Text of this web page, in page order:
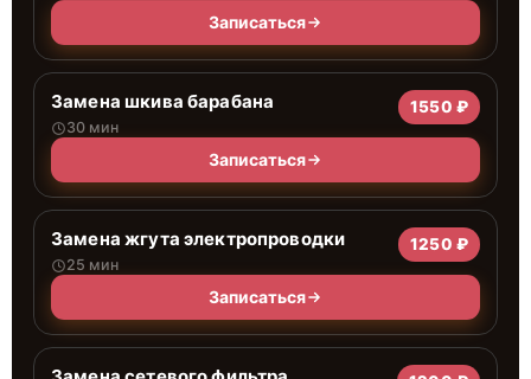
Записаться
Замена шкива барабана
30 мин
1550 ₽
Записаться
Замена жгута электропроводки
25 мин
1250 ₽
Записаться